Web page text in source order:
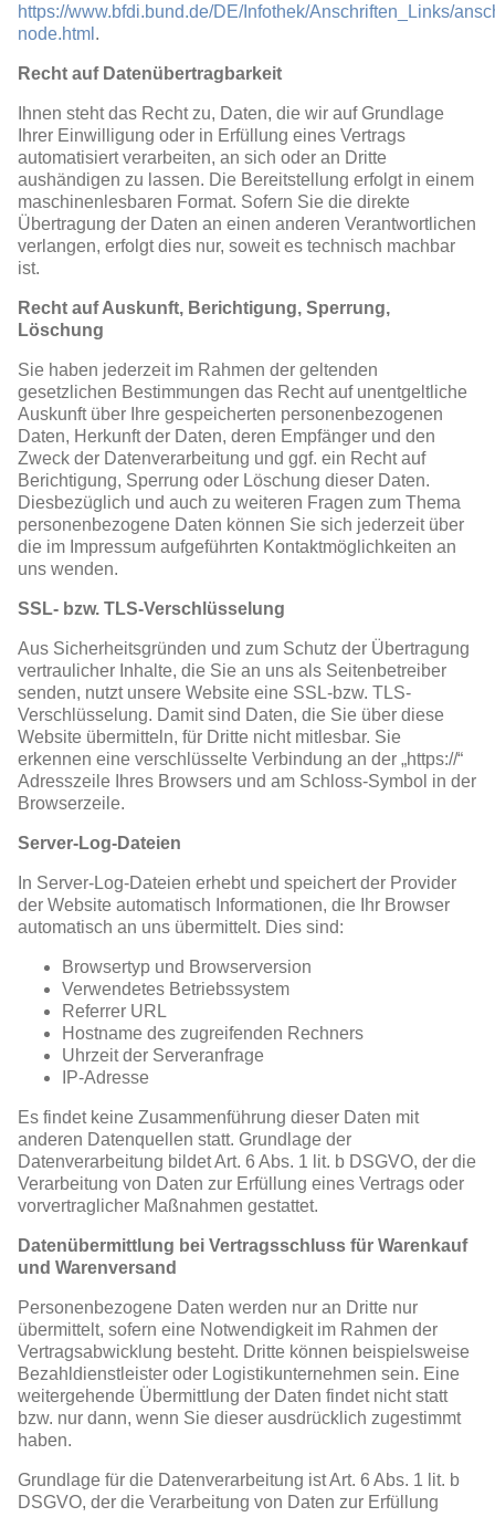
https://www.bfdi.bund.de/DE/Infothek/Anschriften_Links/
node.html .
Recht auf Datenübertragbarkeit
Ihnen steht das Recht zu, Daten, die wir auf Grundlage
Ihrer Einwilligung oder in Erfüllung eines Vertrags
automatisiert verarbeiten, an sich oder an Dritte
aushändigen zu lassen. Die Bereitstellung erfolgt in einem
maschinenlesbaren Format. Sofern Sie die direkte
Übertragung der Daten an einen anderen Verantwortlichen
verlangen, erfolgt dies nur, soweit es technisch machbar
ist.
Recht auf Auskunft, Berichtigung, Sperrung,
Löschung
Sie haben jederzeit im Rahmen der geltenden
gesetzlichen Bestimmungen das Recht auf unentgeltliche
Auskunft über Ihre gespeicherten personenbezogenen
Daten, Herkunft der Daten, deren Empfänger und den
Zweck der Datenverarbeitung und ggf. ein Recht auf
Berichtigung, Sperrung oder Löschung dieser Daten.
Diesbezüglich und auch zu weiteren Fragen zum Thema
personenbezogene Daten können Sie sich jederzeit über
die im Impressum aufgeführten Kontaktmöglichkeiten an
uns wenden.
SSL- bzw. TLS-Verschlüsselung
Aus Sicherheitsgründen und zum Schutz der Übertragung
vertraulicher Inhalte, die Sie an uns als Seitenbetreiber
senden, nutzt unsere Website eine SSL-bzw. TLS-
Verschlüsselung. Damit sind Daten, die Sie über diese
Website übermitteln, für Dritte nicht mitlesbar. Sie
erkennen eine verschlüsselte Verbindung an der „https://“
Adresszeile Ihres Browsers und am Schloss-Symbol in der
Browserzeile.
Server-Log-Dateien
In Server-Log-Dateien erhebt und speichert der Provider
der Website automatisch Informationen, die Ihr Browser
automatisch an uns übermittelt. Dies sind:
Browsertyp und Browserversion
Verwendetes Betriebssystem
Referrer URL
Hostname des zugreifenden Rechners
Uhrzeit der Serveranfrage
IP-Adresse
Es findet keine Zusammenführung dieser Daten mit
anderen Datenquellen statt. Grundlage der
Datenverarbeitung bildet Art. 6 Abs. 1 lit. b DSGVO, der die
Verarbeitung von Daten zur Erfüllung eines Vertrags oder
vorvertraglicher Maßnahmen gestattet.
Datenübermittlung bei Vertragsschluss für Warenkauf
und Warenversand
Personenbezogene Daten werden nur an Dritte nur
übermittelt, sofern eine Notwendigkeit im Rahmen der
Vertragsabwicklung besteht. Dritte können beispielsweise
Bezahldienstleister oder Logistikunternehmen sein. Eine
weitergehende Übermittlung der Daten findet nicht statt
bzw. nur dann, wenn Sie dieser ausdrücklich zugestimmt
haben.
Grundlage für die Datenverarbeitung ist Art. 6 Abs. 1 lit. b
DSGVO, der die Verarbeitung von Daten zur Erfüllung